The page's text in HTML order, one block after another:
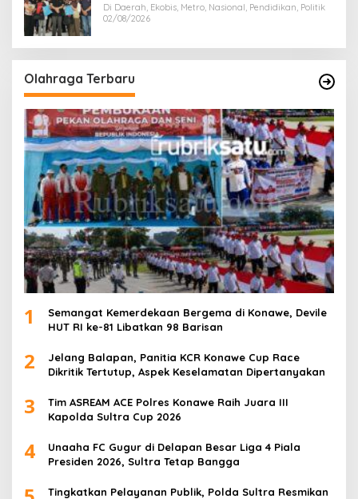
Di Daerah, Ekobis, Metro, Nasional, Pendidikan, Politik
02/08/2026
Olahraga Terbaru
1
Semangat Kemerdekaan Bergema di Konawe, Devile
HUT RI ke-81 Libatkan 98 Barisan
2
Jelang Balapan, Panitia KCR Konawe Cup Race
Dikritik Tertutup, Aspek Keselamatan Dipertanyakan
3
Tim ASREAM ACE Polres Konawe Raih Juara III
Kapolda Sultra Cup 2026
4
Unaaha FC Gugur di Delapan Besar Liga 4 Piala
Presiden 2026, Sultra Tetap Bangga
Tingkatkan Pelayanan Publik, Polda Sultra Resmikan